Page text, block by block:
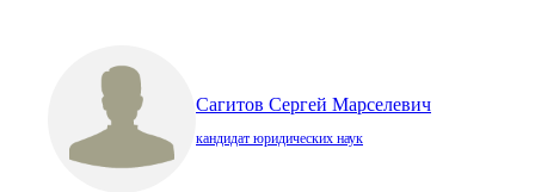
Сагитов Сергей Марселевич
кандидат юридических наук